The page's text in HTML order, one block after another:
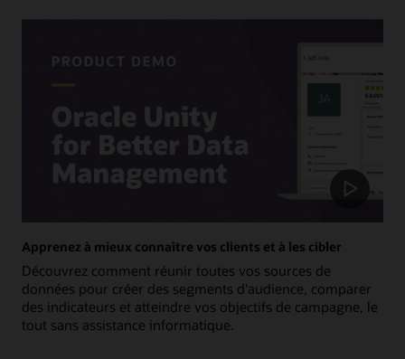
Tirez parti de la variété des méthodes d'intégration d'Unity
avec vos applications d'entrepôt de données, de lac de
Voir toutes les intégrations
Apprenez à mieux connaître vos clients et à les cibler
Découvrez comment réunir toutes vos sources de
données pour créer des segments d'audience, comparer
des indicateurs et atteindre vos objectifs de campagne, le
tout sans assistance informatique.